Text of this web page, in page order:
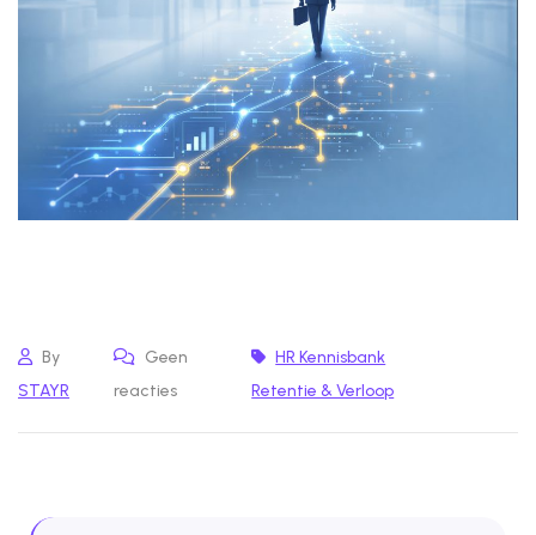
By
STAYR
Geen
reacties
HR Kennisbank
Retentie & Verloop